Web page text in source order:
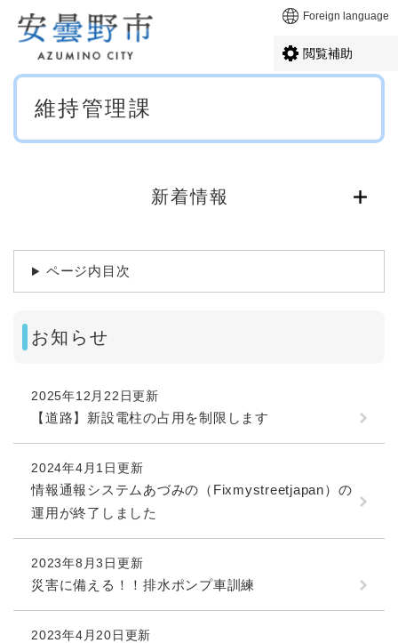
メニューを飛ばして本文へ Foreign language
閲覧補助
本
維持管理課
新着情報
ページ内目次
お知らせ
2025年12月22日更新
【道路】新設電柱の占用を制限します
2024年4月1日更新
情報通報システムあづみの（Fixmystreetjapan）の
運用が終了しました
2023年8月3日更新
災害に備える！！排水ポンプ車訓練
2023年4月20日更新